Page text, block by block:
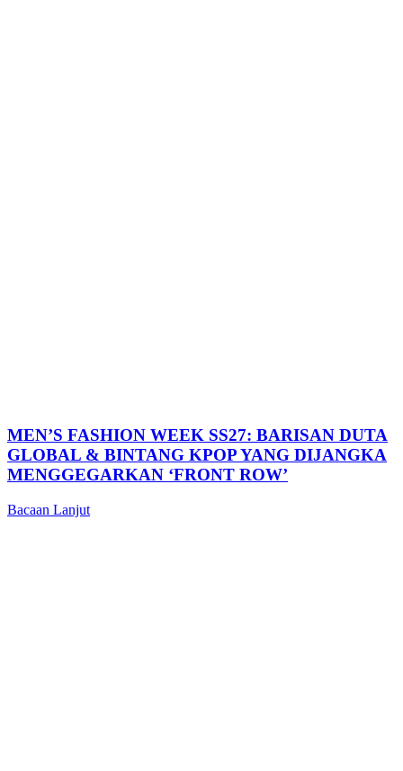
MEN’S FASHION WEEK SS27: BARISAN DUTA
GLOBAL & BINTANG KPOP YANG DIJANGKA
MENGGEGARKAN ‘FRONT ROW’
Bacaan Lanjut